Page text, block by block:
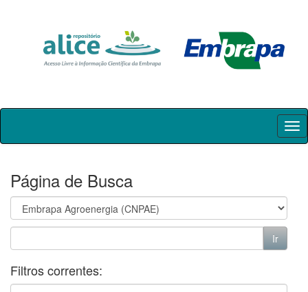
Skip
Página de Busca
Filtros correntes: